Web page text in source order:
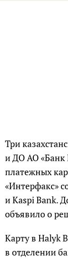
Три
и ДО АО «Банк
платежных
«Интерфакс»
и Kaspi Bank.
объявило о
Карту в Halyk
в отделении